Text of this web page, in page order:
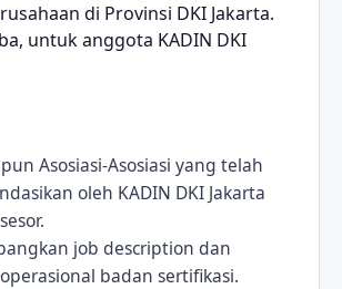
di Provinsi DKI Jakarta.
untuk anggota KADIN DKI
Asosiasi-Asosiasi yang telah
oleh KADIN DKI Jakarta
job description dan
badan sertifikasi.